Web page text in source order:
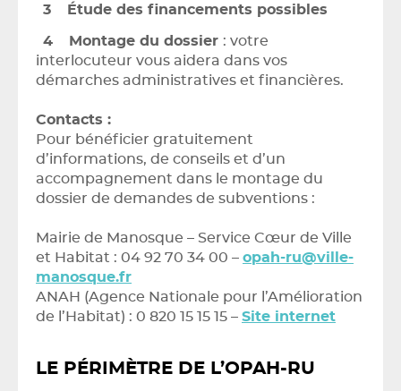
Étude des financements possibles
Montage du dossier : votre
interlocuteur vous aidera dans vos
démarches administratives et financières.
Contacts :
Pour bénéficier gratuitement
d’informations, de conseils et d’un
accompagnement dans le montage du
dossier de demandes de subventions :
Mairie de Manosque – Service Cœur de Ville
et Habitat : 04 92 70 34 00 – opah-ru@ville-
manosque.fr
ANAH (Agence Nationale pour l’Amélioration
de l’Habitat) : 0 820 15 15 15 – Site internet
LE PÉRIMÈTRE DE L’OPAH-RU